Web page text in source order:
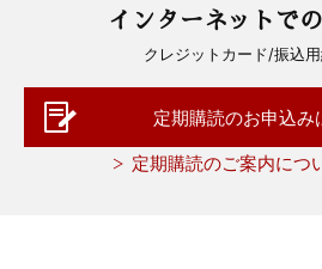
インターネットで
クレジットカード/振込
定期購読のお申込み
定期購読のご案内につ